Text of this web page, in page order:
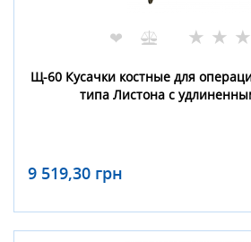
❤ ★ ★ ★
Щ-60 Кусачки костные для
типа Листона с
9 519,30 грн